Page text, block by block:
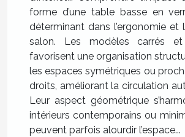
forme d’une table basse en
déterminant dans l’ergonomie et
salon. Les modèles carrés et
favorisent une organisation
les espaces symétriques ou
droits, améliorant la circulation
Leur aspect géométrique
intérieurs contemporains ou
peuvent parfois alourdir l’espace...